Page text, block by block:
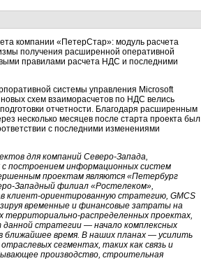
компании «ПетерСтар»: модуль расчета
получения расширенной оперативной
правилами расчета НДС и последними
системы управления Microsoft
схем взаиморасчетов по НДС велись
отчетности. Благодаря расширенным
несколько месяцев после старта проекта был
с последними изменениями
для компаний Северо-Запада,
с построением информационных систем
проектам являются «Петербург
Западный филиал «Ростелеком»,
клиент-ориентированную стратегию, GMCS
временные и финансовые затраты на
распределенных проектах,
данной стратегии — начало комплексных
ближайшее время. В наших планах — усилить
сегментах, таких как связь и
производство, строительная